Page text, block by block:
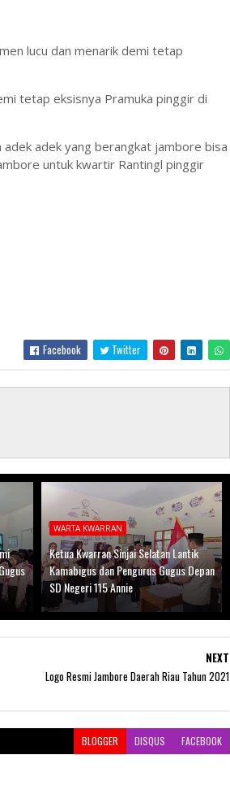
lucu dan menarik demi tetap
tetap eksisnya Pramuka pinggir di
adek yang berangkat jambore bisa
untuk kwartir Rantingl pinggir
Facebook Twitter
WARTA KWARRAN
Ketua Kwarran Sinjai Selatan Lantik
Kamabigus dan Pengurus Gugus Depan
SD Negeri 115 Annie
NEXT
Logo Resmi Jambore Daerah Riau Tahun 2021
BLOGGER DISQUS FACEBOOK